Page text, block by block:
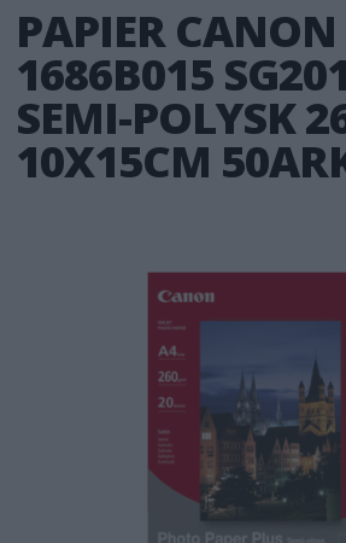
PAPIER CANON
1686B015
SEMI-POLYSK
10X15CM